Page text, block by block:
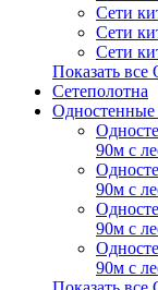
Сети
Сети
Сети
Показать
Сетеполотна
Одностенные
90м с
90м с
90м с
90м с